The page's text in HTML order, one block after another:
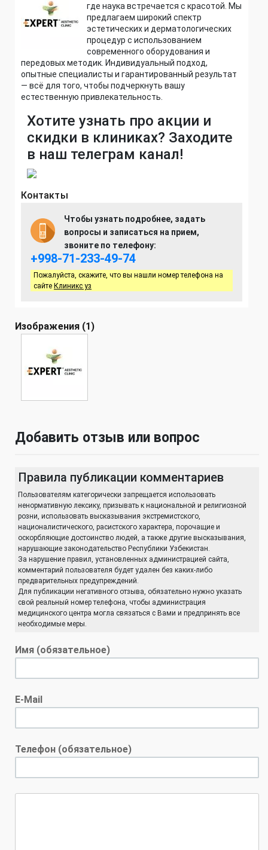
где наука встречается с красотой. Мы
предлагаем широкий спектр
эстетических и дерматологических
процедур с использованием
современного оборудования и
передовых методик. Индивидуальный подход,
опытные специалисты и гарантированный результат
— всё для того, чтобы подчеркнуть вашу
естественную привлекательность.
Хотите узнать про акции и
скидки в клиниках? Заходите
в наш телеграм канал!
Контакты
Чтобы узнать подробнее, задать
вопросы и записаться на прием,
звоните по телефону:
+998-71-233-49-74
Пожалуйста, скажите, что вы нашли номер телефона на
сайте Клиникс уз
Изображения (1)
Добавить отзыв или вопрос
Правила публикации комментариев
Пользователям категорически запрещается использовать
ненормативную лексику, призывать к национальной и религиозной
розни, использовать высказывания экстремистского,
националистического, расистского характера, порочащие и
оскорбляющие достоинство людей, а также другие высказывания,
нарушающие законодательство Республики Узбекистан.
За нарушение правил, установленных администрацией сайта,
комментарий пользователя будет удален без каких-либо
предварительных предупреждений.
Для публикации негативного отзыва, обязательно нужно указать
свой реальный номер телефона, чтобы администрация
медицинского центра могла связаться с Вами и предпринять все
необходимые меры.
Имя (обязательное)
E-Mail
Телефон (обязательное)